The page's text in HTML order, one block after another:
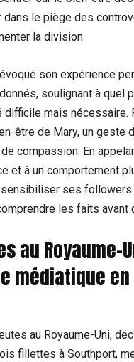
dans le piège des
la division.
son expérience
soulignant à quel
difficile mais nécessaire.
être de Mary, un geste
compassion. En
et à un comportement
ses followers
les faits avant
au Royaume-
médiatiqueen
au Royaume-Uni,
fillettes à Southport,